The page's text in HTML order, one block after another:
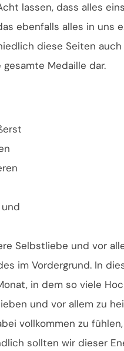
lassen, dass alles
ebenfalls alles in uns
diese Seiten auch
Medaille dar.
Selbstliebe und vor
im Vordergrund. In
in dem so viele
und vor allem zu
vollkommen zu
sollten wir dieser